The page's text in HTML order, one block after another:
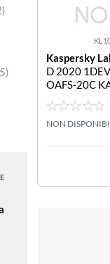
Kaspersky
D 2020
OAFS-20C
T
1DEV 1Y
NON